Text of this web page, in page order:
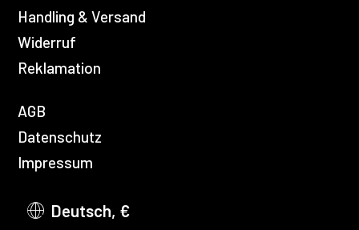
Handling & Versand
Widerruf
Reklamation
AGB
Datenschutz
Impressum
Deutsch, €